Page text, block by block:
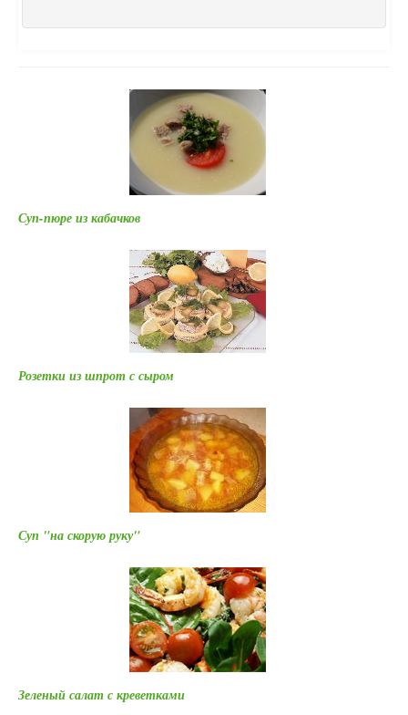
Суп-пюре из кабачков
Розетки из шпрот с сыром
Суп "на скорую руку"
Зеленый салат с креветками